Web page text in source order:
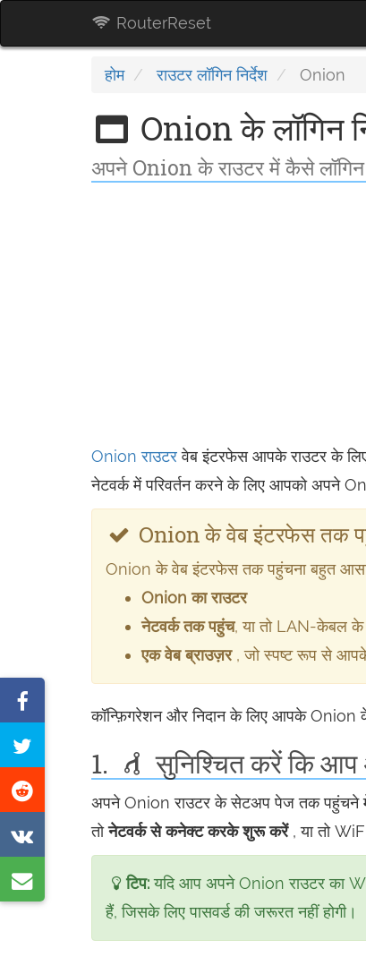
RouterReset
होम राउटर लॉगिन निर्देश Onion
Onion के लॉगिन
अपने Onion के राउटर में कैसे
Onion राउटरवेब इंटरफेस आपके राउटर के
नेटवर्क में परिवर्तन करने के लिए आपको अपने
Onion के वेब इंटरफेस तक
Onion के वेब इंटरफेस तक पहुंचना बहुत
Onion का राउटर
नेटवर्क तक पहुंच, या तो LAN-केबल के
एक वेब ब्राउज़र, जो स्पष्ट रूप से
कॉन्फ़िगरेशन और निदान के लिए आपके Onion
1. सुनिश्चित करें कि
अपने Onion राउटर के सेटअप पेज तक पहुंचने में
तोनेटवर्क से कनेक्ट करके शुरू करें, या तो
टिप:यदि आप अपने Onion राउटर का
हैं, जिसके लिए पासवर्ड की जरूरत नहीं होगी।
पर
पेज
करें
पर
पर
साझा
मेल